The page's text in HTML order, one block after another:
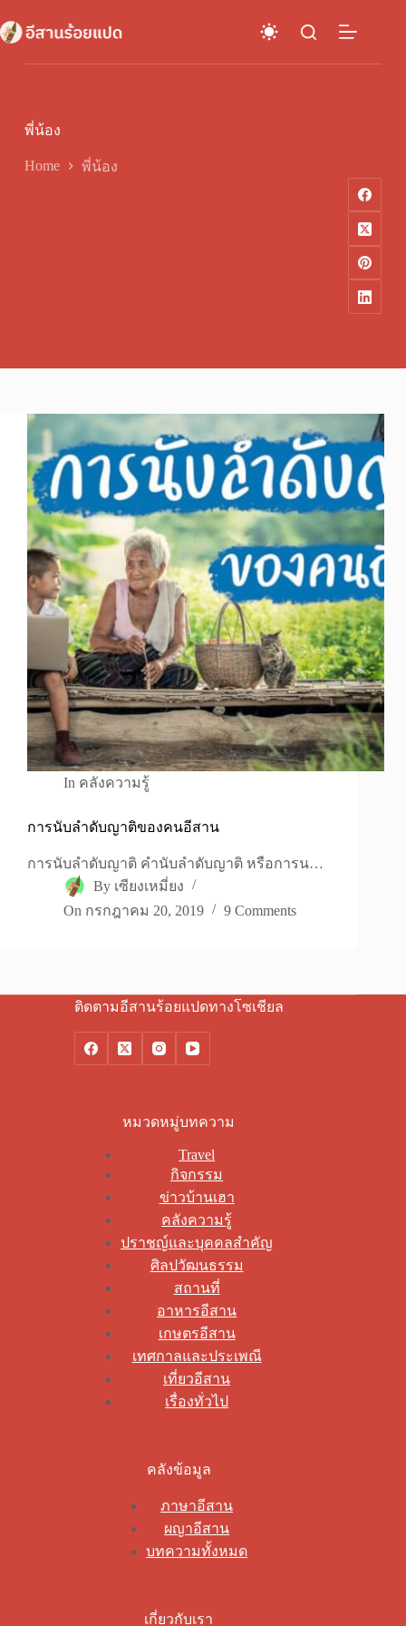
to
content
พี่น้อง
Home พี่น้อง
In คลังความรู้
การนับลำดับญาติของคนอีสาน
การนับลำดับญาติ คำนับลำดับญาติ หรือการน…
By เซียงเหมี่ยง
On กรกฎาคม 20, 2019 9 Comments
ติดตามอีสานร้อยแปดทางโซเชียล
หมวดหมู่บทความ
Travel
กิจกรรม
ข่าวบ้านเฮา
คลังความรู้
ปราชญ์และบุคคลสำคัญ
ศิลปวัฒนธรรม
สถานที่
อาหารอีสาน
เกษตรอีสาน
เทศกาลและประเพณี
เที่ยวอีสาน
เรื่องทั่วไป
คลังข้อมูล
ภาษาอีสาน
ผญาอีสาน
บทความทั้งหมด
เกี่ยวกับเรา